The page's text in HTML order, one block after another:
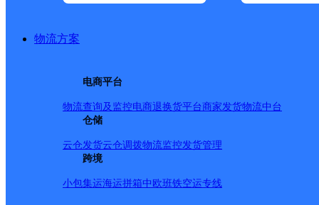
物流方案
电商平台
物流查询及监控电商退换货平台商家发货物流中台
仓储
云仓发货云仓调拨物流监控发货管理
跨境
小包集运海运拼箱中欧班铁空运专线
所属快递：邮政国内
所属区域：辽宁省-本溪市-溪湖区
网点地址：辽宁省本溪市溪湖区彩屯南路33号
网点负责人：